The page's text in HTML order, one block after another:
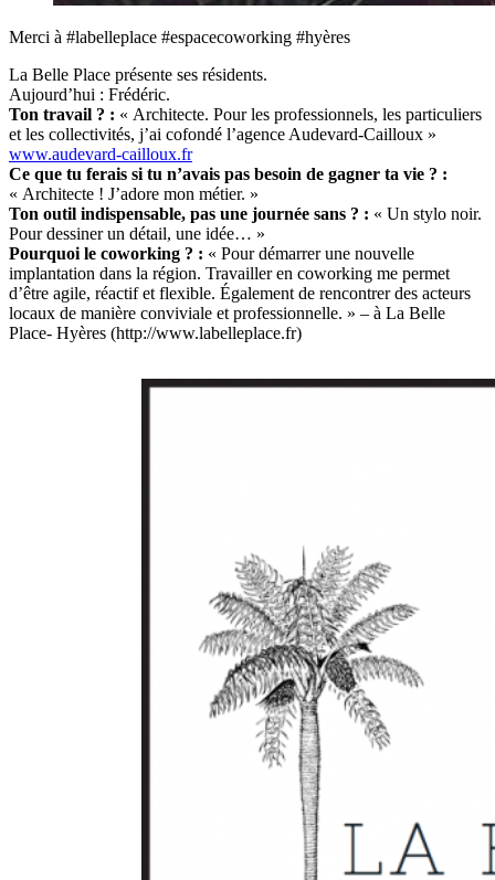
Merci à #labelleplace #espacecoworking #hyères
La Belle Place présente ses résidents.
Aujourd’hui : Frédéric.
Ton travail ? : « Architecte. Pour les professionnels, les particuliers
et les collectivités, j’ai cofondé l’agence Audevard-Cailloux »
www.audevard-cailloux.fr
Ce que tu ferais si tu n’avais pas besoin de gagner ta vie ? :
« Architecte ! J’adore mon métier. »
Ton outil indispensable, pas une journée sans ? : « Un stylo noir.
Pour dessiner un détail, une idée… »
Pourquoi le coworking ? : « Pour démarrer une nouvelle
implantation dans la région. Travailler en coworking me permet
d’être agile, réactif et flexible. Également de rencontrer des acteurs
locaux de manière conviviale et professionnelle. » – à La Belle
Place- Hyères (http://www.labelleplace.fr)